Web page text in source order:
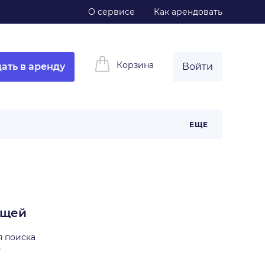
О сервисе Как арендовать
в аренду Корзина Войти
ЕЩЕ
поиска